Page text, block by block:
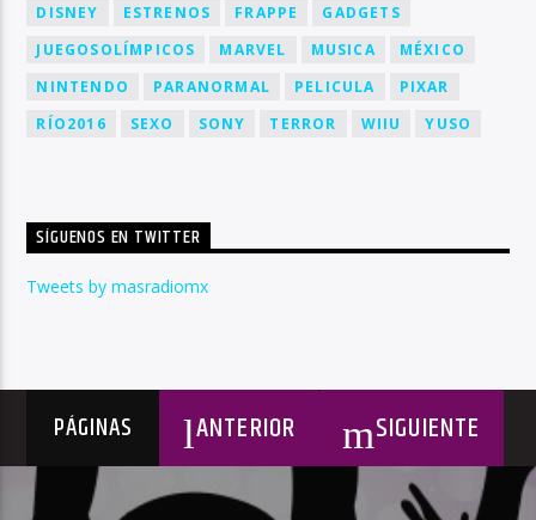
DISNEY
ESTRENOS FRAPPE
GADGETS
JUEGOSOLÍMPICOS
MARVEL MUSICA
MÉXICO
NINTENDO
PARANORMAL PELICULA
PIXAR
RÍO2016
SEXO SONY TERROR WIIU YUSO
SÍGUENOS EN TWITTER
Tweets by masradiomx
PÁGINAS ANTERIOR SIGUIENTE